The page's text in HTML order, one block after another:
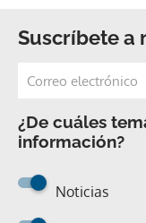
Suscríbete a
¿De cuáles
información?
Noticias